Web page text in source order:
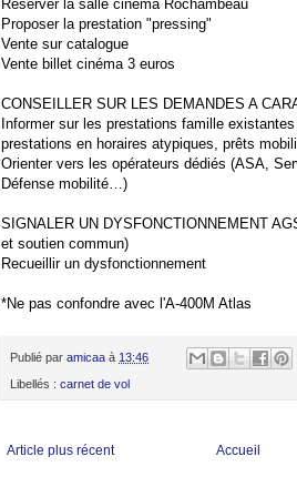
Réserver la salle cinéma Rochambeau
Proposer la prestation "pressing"
Vente sur catalogue
Vente billet cinéma 3 euros
CONSEILLER SUR LES DEMANDES A
Informer sur les prestations famille existantes
prestations en horaires atypiques, prêts
Orienter vers les opérateurs dédiés (ASA,
Défense mobilité…)
SIGNALER UN DYSFONCTIONNEMENT
et soutien commun)
Recueillir un dysfonctionnement
*Ne pas confondre avec l'A-400M Atlas
Publié par amicaa à 13:46
Libellés : carnet de vol
Article plus récent Accueil